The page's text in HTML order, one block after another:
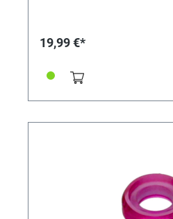
19,99 €*